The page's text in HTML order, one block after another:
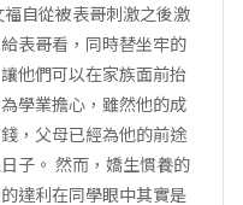
自從被表哥刺激之後激
表哥看，同時替坐牢的
他們可以在家族面前抬
學業擔心，雖然他的成
，父母已經為他的前途
子。 然而，嬌生慣養的
達利在同學眼中其實是